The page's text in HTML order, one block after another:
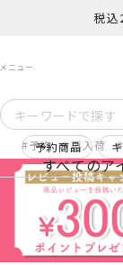
税込
予約 再入荷
すべてのア
予約商品